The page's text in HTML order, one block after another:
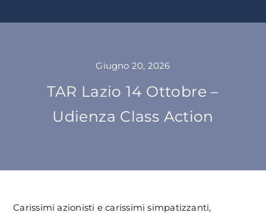
CLASS ACTION RAI
SU DI NOI
BENI COMUNI
NEWS
Giugno 20, 2026
TAR Lazio 14 Ottobre –
Udienza Class Action
Carissimi azionisti e carissimi simpatizzanti,